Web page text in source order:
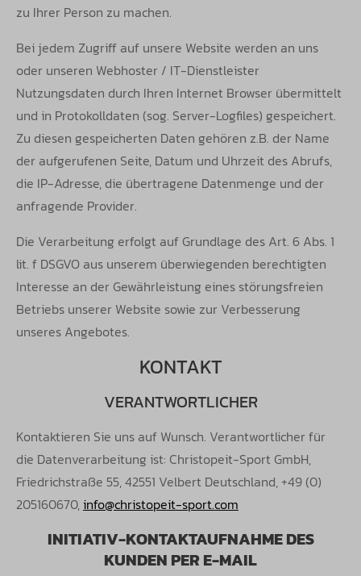
zu Ihrer Person zu machen.
Bei jedem Zugriff auf unsere Website werden an uns
oder unseren Webhoster / IT-Dienstleister
Nutzungsdaten durch Ihren Internet Browser übermittelt
und in Protokolldaten (sog. Server-Logfiles) gespeichert.
Zu diesen gespeicherten Daten gehören z.B. der Name
der aufgerufenen Seite, Datum und Uhrzeit des Abrufs,
die IP-Adresse, die übertragene Datenmenge und der
anfragende Provider.
Die Verarbeitung erfolgt auf Grundlage des Art. 6 Abs. 1
lit. f DSGVO aus unserem überwiegenden berechtigten
Interesse an der Gewährleistung eines störungsfreien
Betriebs unserer Website sowie zur Verbesserung
unseres Angebotes.
KONTAKT
VERANTWORTLICHER
Kontaktieren Sie uns auf Wunsch. Verantwortlicher für
die Datenverarbeitung ist: Christopeit-Sport GmbH,
Friedrichstraße 55, 42551 Velbert Deutschland, +49 (0)
205160670,info@christopeit-sport.com
INITIATIV-KONTAKTAUFNAHME DES
KUNDEN PER E-MAIL